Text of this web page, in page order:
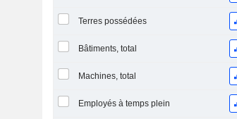
Terres possédées
Bâtiments, total
Machines, total
Employés à temps plein